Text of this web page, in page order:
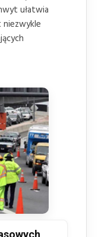
ułatwia